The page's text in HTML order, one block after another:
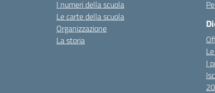
I numeri della scuola
Le carte della scuola
Organizzazione
La storia
I